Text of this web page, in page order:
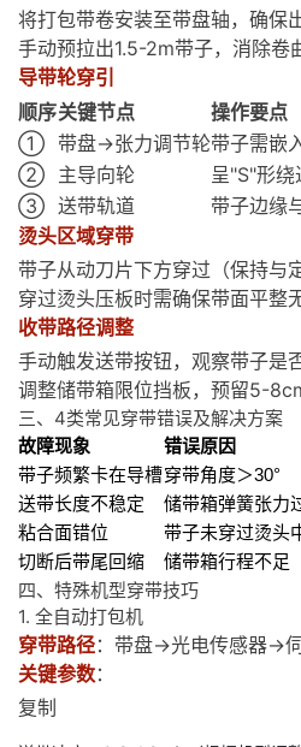
将打包带卷安装至带盘轴，确保
手动预拉出1.5-2m带子，消除卷
导带轮穿引
顺序关键节点
操作要点
① 带盘→张力调节轮带子需嵌
② 主导向轮
呈"S"形
③ 送带轨道
带子边缘
烫头区域穿带
带子从动刀片下方穿过（保持与
穿过烫头压板时需确保带面平整
收带路径调整
手动触发送带按钮，观察带子是
调整储带箱限位挡板，预留5-
三、4类常见穿带错误及解决方案
故障现象 错误原因
带子频繁卡在导槽穿带角度＞30°
送带长度不稳定
储带箱弹簧张力
粘合面错位
带子未穿过烫头
切断后带尾回缩
储带箱行程不足
四、特殊机型穿带技巧
1. 全自动打包机
穿带路径：带盘→光电传感器→
关键参数：
复制